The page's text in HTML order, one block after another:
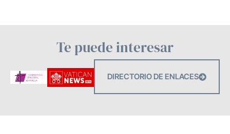
Te puede interesar
DIRECTORIO DE ENLACES